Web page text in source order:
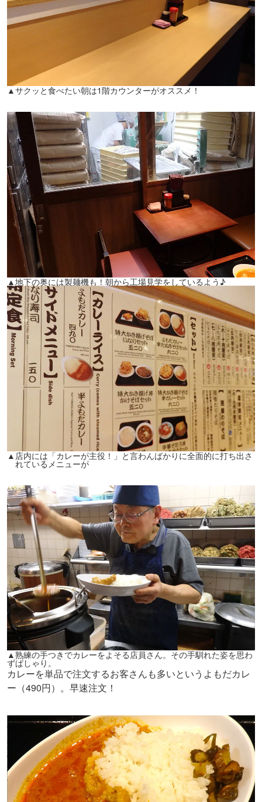
▲サクッと食べたい朝は1階カウンターがオススメ！
▲地下の奥には製麺機も！朝から工場見学をしているよう♪
▲店内には「カレーが主役！」と言わんばかりに全面的に打ち出さ
れているメニューが
▲熟練の手つきでカレーをよそる店員さん。その手馴れた姿を思わ
ずぱしゃり。
カレーを単品で注文するお客さんも多いというよもだカレ
ー（490円）。早速注文！